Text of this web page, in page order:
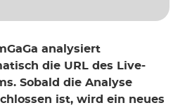
analysiert
die URL des Live-
Sobald die Analyse
ist, wird ein neues